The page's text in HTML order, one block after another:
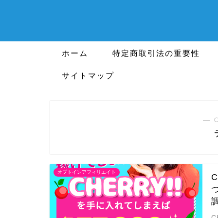
ホーム 特定商取引法の重要性
サイトマップ
―
オプトインアフィリエイト